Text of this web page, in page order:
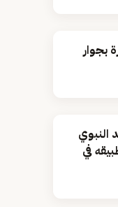
بجوار
النبوي
في